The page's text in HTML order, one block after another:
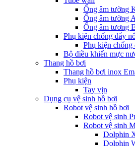
Ống âm tường
Ống âm tường
Ống âm tương
Phụ kiện chống đẩy
Phụ kiện chống
Bộ điều khiển mực
Thang hồ bơi
Thang hồ bơi inox
Phụ kiện
Tay vịn
Dụng cụ vệ sinh hồ bơi
Robot vệ sinh hồ bơi
Robot vệ sinh
Robot vệ sinh
Dolphin
Dolphin